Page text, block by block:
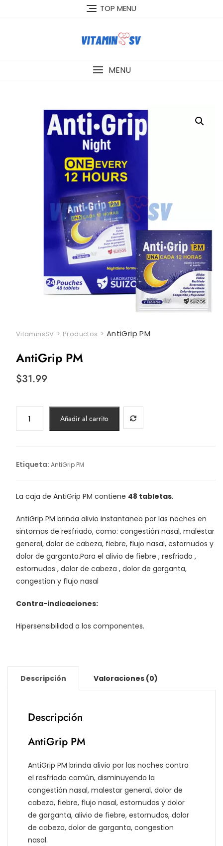
TOP MENU
MENU
VitaminsSV > Productos > AntiGrip PM
AntiGrip PM
$31.99
Añadir al carrito
Etiqueta: AntiGrip PM
La caja de AntiGrip PM contiene 48 tabletas.
AntiGrip PM brinda alivio instantaneo por las noches en
sintomas de resfriado, como: congestión nasal, malestar
general, dolor de cabeza, fiebre, flujo nasal, estornudos y
dolor de garganta.Para el alivio de fiebre , resfriado ,
estornudos , dolor de cabeza , dolor de garganta,
congestion y flujo nasal
Contra-indicaciones:
Hipersensibilidad a los componentes.
Descripción Valoraciones (0)
Descripción
AntiGrip PM
AntiGrip PM brinda alivio por las noches contra
el resfriado común, disminuyendo la
congestión nasal, malestar general, dolor de
cabeza, fiebre, flujo nasal, estornudos y dolor
de garganta, alivio de fiebre, estornudos, dolor
de cabeza, dolor de garganta, congestion
nasal.